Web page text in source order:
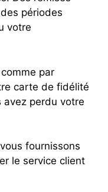
périodes
votre
par
carte de fidélité
avez perdu votre
fournissons
le service client